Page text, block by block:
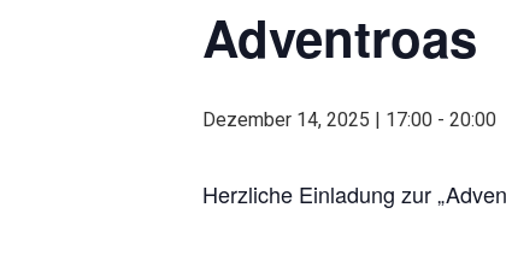
Adventroas
Dezember 14, 2025 | 17:00 - 20:00
Herzliche Einladung zur